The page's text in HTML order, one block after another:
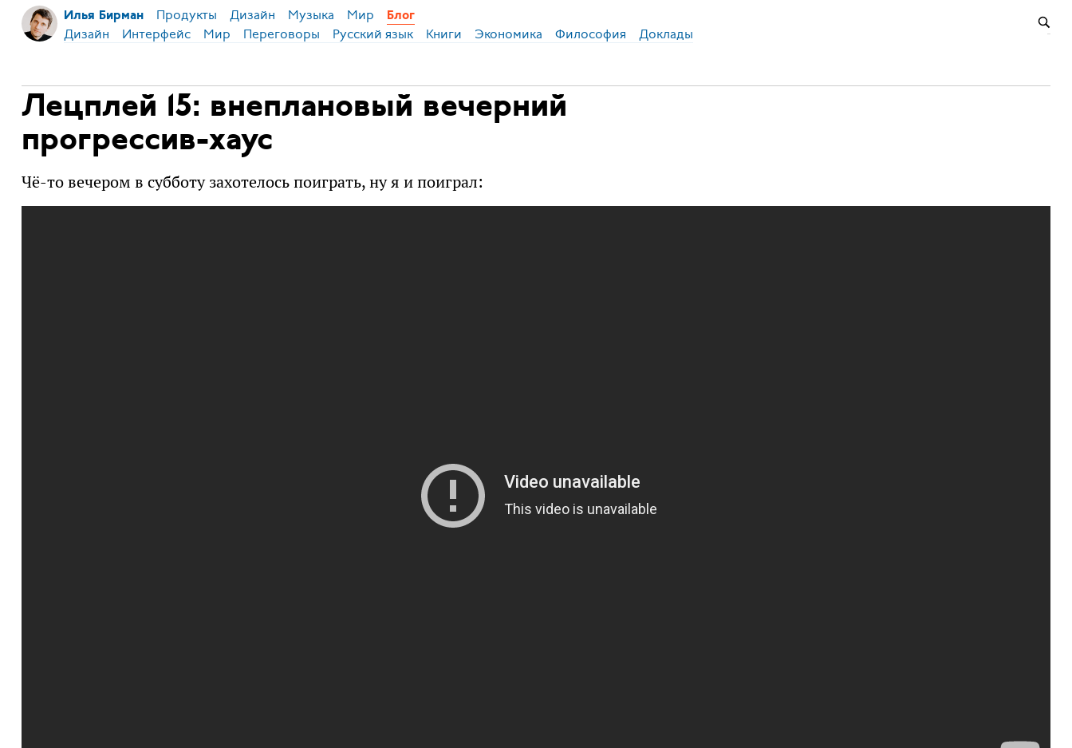
Илья Бирман Продукты Дизайн Музыка Мир Блог
Дизайн Интерфейс Мир Переговоры Русский язык Книги Экономика Философия Доклады
Лецплей 15: внеплановый вечерний
прогрессив-хаус
Чё-то вечером в субботу захотелось поиграть, ну я и поиграл: